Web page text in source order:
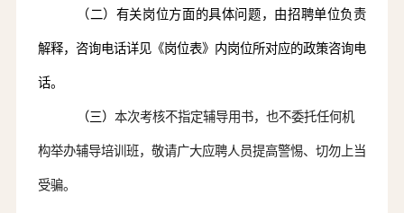
（二）有关岗位方面的具体问题，由招聘单位负责
解释， 咨询电话详见 《岗位表》 内岗位所对应的政策咨询电
话。
（三） 本次考核不指定辅导用书，也不委托任何机
构举办辅导培训班，敬请广大应聘人员提高警惕、切勿上当
受骗。